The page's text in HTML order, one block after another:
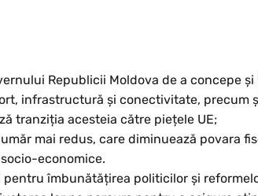
Republicii Moldova de a concepe
infrastructură și conectivitate, precum
tranziția acesteia către piețele UE;
mai redus, care diminuează povara
economice.
îmbunătățirea politicilor și